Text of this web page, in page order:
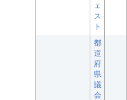
ェ
ス
ト
都
道
府
県
議
会